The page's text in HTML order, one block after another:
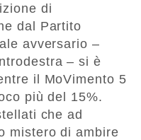
di
dal Partito
avversario –
– si è
il MoVimento 5
più del 15%.
che ad
mistero di ambire